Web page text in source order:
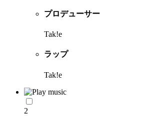
プロデューサー
Tak!e
ラップ
Tak!e
2